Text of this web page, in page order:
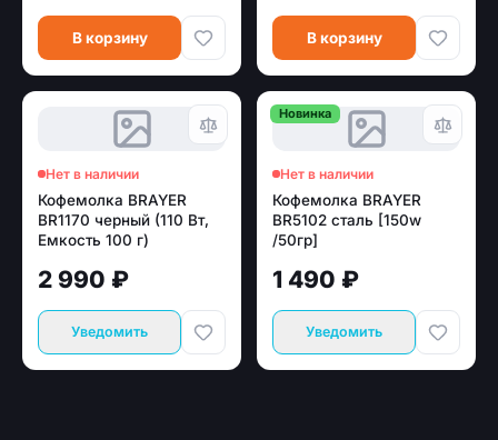
В корзину В корзину
Нет в наличии
Кофемолка BRAYER
BR1170 черный (110 Вт,
Емкость 100 г)
2 990 ₽
Уведомить
Новинка
Нет в наличии
Кофемолка BRAYER
BR5102 сталь [150w
/50гр]
1 490 ₽
Уведомить